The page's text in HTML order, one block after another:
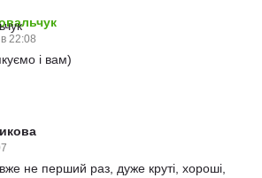
22:08
і вам)
не перший раз, дуже круті, хороші,